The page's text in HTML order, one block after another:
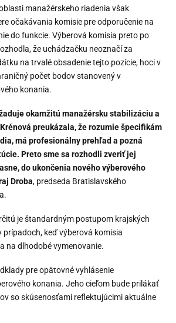
manažérskeho riadenia však
očakávania komisie pre odporučenie na
do funkcie. Výberová komisia preto po
že uchádzačku neoznačí za
na trvalé obsadenie tejto pozície, hoci v
počet bodov stanovený v
konania.
okamžitú manažérsku stabilizáciu a
preukázala, že rozumie špecifikám
má profesionálny prehľad a pozná
Preto sme sa rozhodli zveriť jej
do ukončenia nového výberového
Droba, predseda Bratislavského
je štandardným postupom krajských
keď výberová komisia
na dlhodobé vymenovanie.
pre opätovné vyhlásenie
konania. Jeho cieľom bude prilákať
so skúsenosťami reflektujúcimi aktuálne